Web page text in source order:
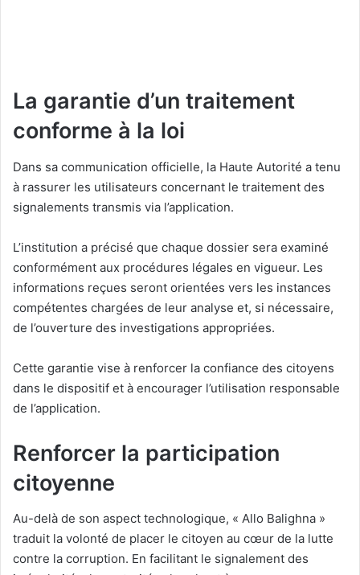
La garantie d’un traitement
conforme à la loi
Dans sa communication officielle, la Haute Autorité a tenu
à rassurer les utilisateurs concernant le traitement des
signalements transmis via l’application.
L’institution a précisé que chaque dossier sera examiné
conformément aux procédures légales en vigueur. Les
informations reçues seront orientées vers les instances
compétentes chargées de leur analyse et, si nécessaire,
de l’ouverture des investigations appropriées.
Cette garantie vise à renforcer la confiance des citoyens
dans le dispositif et à encourager l’utilisation responsable
de l’application.
Renforcer la participation
citoyenne
Au-delà de son aspect technologique, « Allo Balighna »
traduit la volonté de placer le citoyen au cœur de la lutte
contre la corruption. En facilitant le signalement des